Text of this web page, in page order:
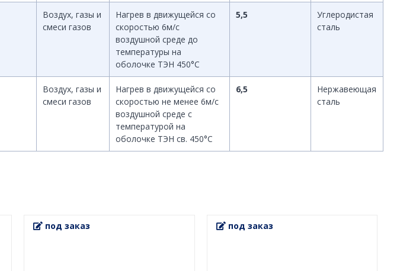
Воздух, газы и
смеси газов
Нагрев в движущейся со
скоростью 6м/с
воздушной среде до
температуры на
оболочке ТЭН 450°С
5,5
Углеродистая
сталь
Воздух, газы и
смеси газов
Нагрев в движущейся со
скоростью не менее 6м/с
воздушной среде с
температурой на
оболочке ТЭН св. 450°С
6,5
Нержавеющая
сталь
под заказ под заказ